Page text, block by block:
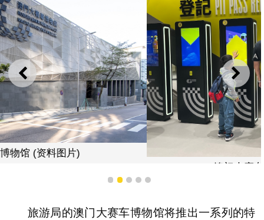
上一则 下一
1 2 3 4 5
旅游局的澳门大赛车博物馆将推出一系列的特